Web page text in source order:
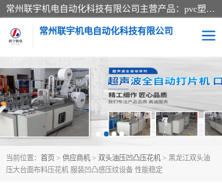
常州联宇机电自动化科技有限公司主营产品：pvc塑料焊机、高频热合机、软膜天花压边机、服装布料凹凸压花机、布料3d压印设备、服装植胶设备、超声波布料花边机、无纺布热合机、全自动压花机。
常州联宇机电自动化科技有限公司
当前位置： 首页 > 供应商机 > 双头油压凹凸压花机 > 黑龙江双头油
压大台面布料压花机 服装凹凸感压纹设备 性能稳定
压花定型机以及压花模具 超声波热合机
高频热合机 超声波花边机
超声波复合压花机 凹凸压花机压标机
3040凹凸压花机 双头服装凹凸压花机